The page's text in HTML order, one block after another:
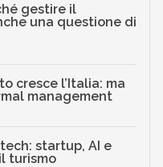
gestire il
una questione di
cresce l’Italia: ma
management
startup, AI e
turismo